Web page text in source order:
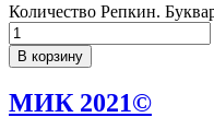
Количество Репкин.
В корзину
МИК 2021©